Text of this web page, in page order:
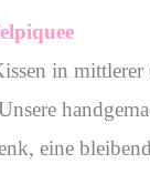
in
eine